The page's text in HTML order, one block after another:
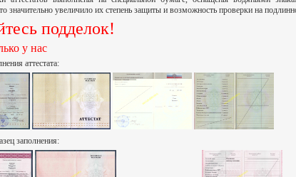
значительно увеличило их степень защиты и возможность проверки на
подделок!
у нас
аттестата:
заполнения: